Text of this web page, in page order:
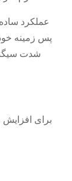
عملکرد
پس زمینه
شدت
برای افزایش